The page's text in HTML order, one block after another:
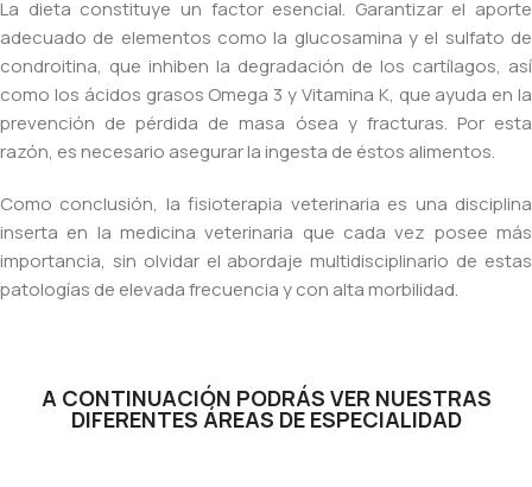
La dieta constituye un factor esencial. Garantizar el aporte
adecuado de elementos como la glucosamina y el sulfato de
condroitina, que inhiben la degradación de los cartílagos, así
como los ácidos grasos Omega 3 y Vitamina K, que ayuda en la
prevención de pérdida de masa ósea y fracturas. Por esta
razón, es necesario asegurar la ingesta de éstos alimentos.
Como conclusión, la fisioterapia veterinaria es una disciplina
inserta en la medicina veterinaria que cada vez posee más
importancia, sin olvidar el abordaje multidisciplinario de estas
patologías de elevada frecuencia y con alta morbilidad.
A CONTINUACIÓN PODRÁS VER NUESTRAS
DIFERENTES ÁREAS DE ESPECIALIDAD